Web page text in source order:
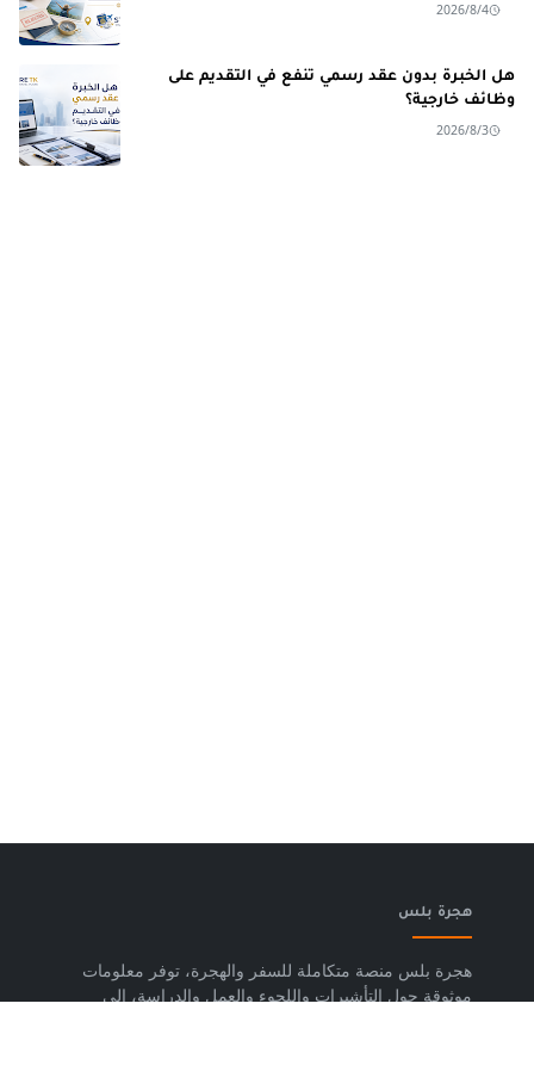
2026/8/4
هل الخبرة بدون عقد رسمي تنفع في التقديم على
وظائف خارجية؟
2026/8/3
هجرة بلس
هجرة بلس منصة متكاملة للسفر والهجرة، توفر معلومات
موثوقة حول التأشيرات واللجوء والعمل والدراسة، إلى